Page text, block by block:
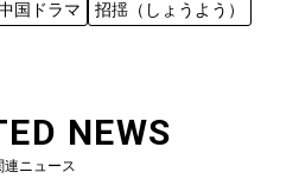
国ドラマ 招揺（しょうよう）
NEWS
連ニュース